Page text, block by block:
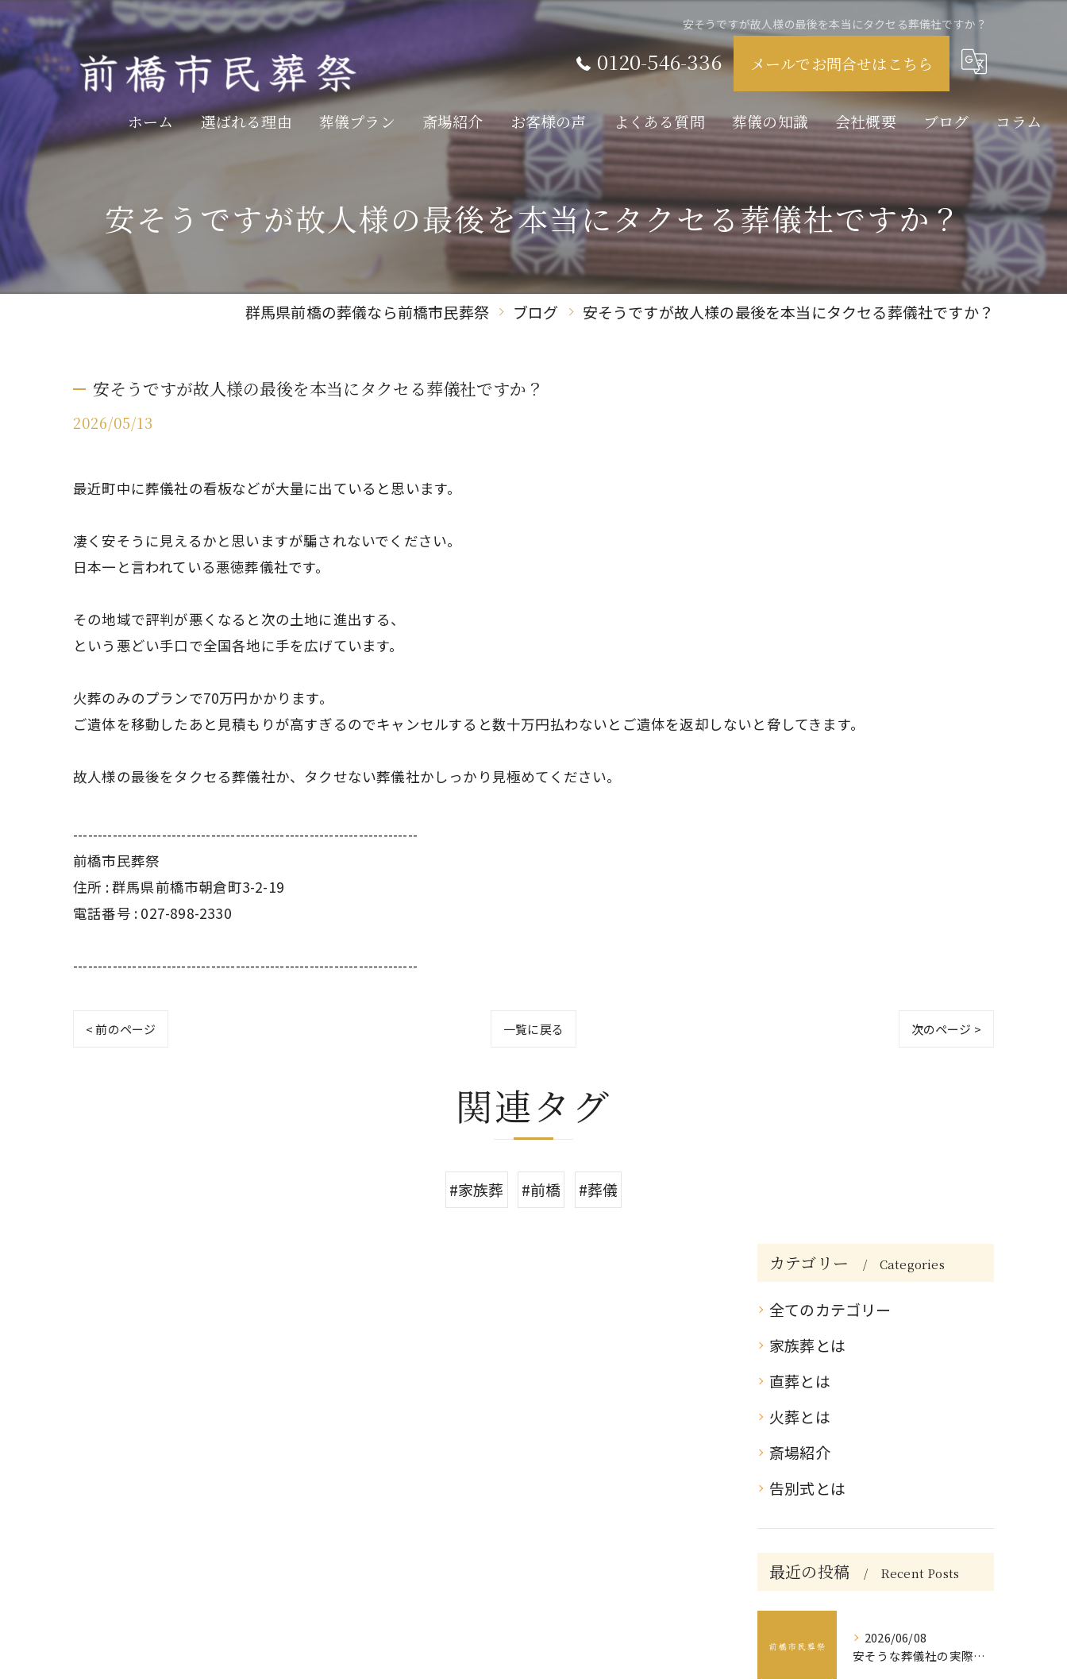
安そうですが故人様の最後を本当にタクセる葬儀社ですか？
0120-546-336 メールでお問合せはこちら
ホーム 選ばれる理由 葬儀プラン 斎場紹介 お客様の声 よくある質問 葬儀の知識
家族葬とは
直葬とは
火葬とは
告別式とは
会社概要 ブログ コラム
安そうですが故人様の最後を本当にタクセる葬儀社ですか？
群馬県前橋の葬儀なら前橋市民葬祭 ブログ 安そうですが故人様の最後を本当にタクセる葬儀社ですか？
安そうですが故人様の最後を本当にタクセる葬儀社ですか？
2026/05/13
最近町中に葬儀社の看板などが大量に出ていると思います。
凄く安そうに見えるかと思いますが騙されないでください。
日本一と言われている悪徳葬儀社です。
その地域で評判が悪くなると次の土地に進出する、
という悪どい手口で全国各地に手を広げています。
火葬のみのプランで70万円かかります。
ご遺体を移動したあと見積もりが高すぎるのでキャンセルすると数十万円払わないとご遺体を返却しないと脅してきます。
故人様の最後をタクセる葬儀社か、タクせない葬儀社かしっかり見極めてください。
----------------------------------------------------------------------
前橋市民葬祭
住所 : 群馬県前橋市朝倉町3-2-19
電話番号 : 027-898-2330
----------------------------------------------------------------------
< 前のページ 一覧に戻る 次のページ >
関連タグ
#家族葬 #前橋 #葬儀
カテゴリー Categories
全てのカテゴリー
家族葬とは
直葬とは
火葬とは
斎場紹介
告別式とは
最近の投稿 Recent Posts
2026/06/08
安そうな葬儀社の実際の相場